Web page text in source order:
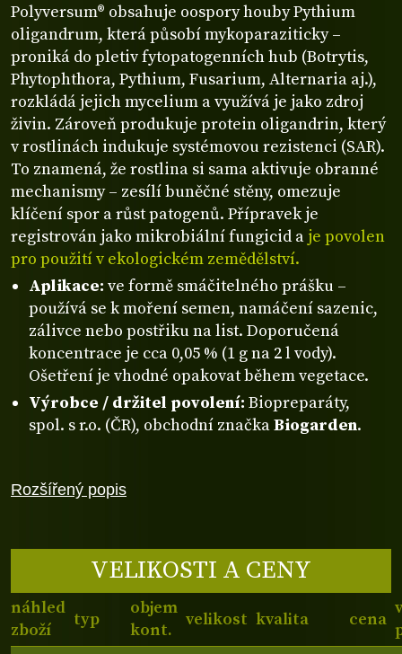
Rozšířený popis
Polyversum® obsahuje oospory houby Pythium
oligandrum, která působí mykoparaziticky –
proniká do pletiv fytopatogenních hub (Botrytis,
Phytophthora, Pythium, Fusarium, Alternaria aj.),
rozkládá jejich mycelium a využívá je jako zdroj
živin. Zároveň produkuje protein oligandrin, který
v rostlinách indukuje systémovou rezistenci (SAR).
To znamená, že rostlina si sama aktivuje obranné
mechanismy – zesílí buněčné stěny, omezuje
klíčení spor a růst patogenů. Přípravek je
registrován jako mikrobiální fungicid a je povolen
pro použití v ekologickém zemědělství.
Aplikace: ve formě smáčitelného prášku –
používá se k moření semen, namáčení sazenic,
zálivce nebo postřiku na list. Doporučená
koncentrace je cca 0,05 % (1 g na 2 l vody).
Ošetření je vhodné opakovat během vegetace.
Výrobce / držitel povolení: Biopreparáty,
spol. s r.o. (ČR), obchodní značkaBiogarden.
VELIKOSTI A CENY
náhled
zboží
typ
objem
kont.
velikost kvalita cena